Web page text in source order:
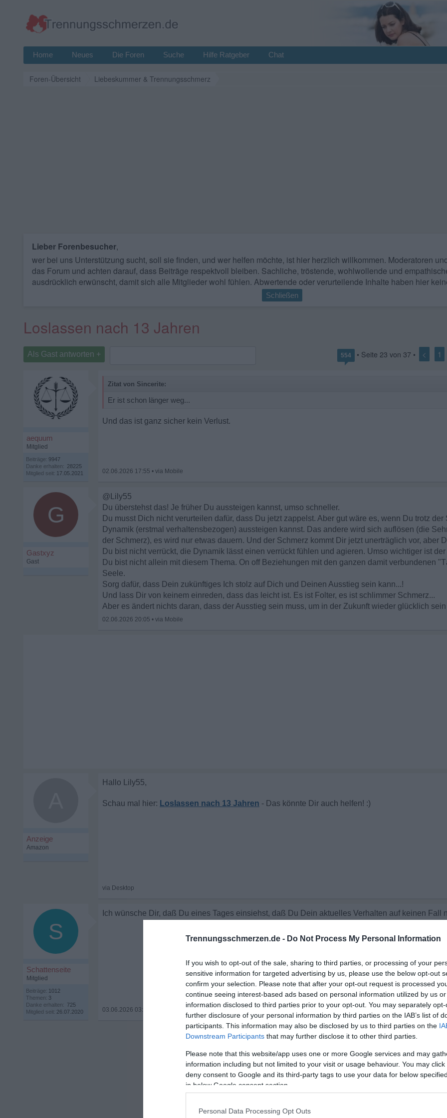
Trennungsschmerzen.de - Do Not Process My Personal Information
If you wish to opt-out of the sale, sharing to third parties, or processing of your
sensitive information for targeted advertising by us, please use the below opt-out
confirm your selection. Please note that after your opt-out request is processed
continue seeing interest-based ads based on personal information utilized by us
information disclosed to third parties prior to your opt-out. You may separately
further disclosure of your personal information by third parties on the IAB’s list of
participants. This information may also be disclosed by us to third parties on the
Downstream Participants that may further disclose it to other third parties.
Please note that this website/app uses one or more Google services and may
information including but not limited to your visit or usage behaviour. You may
deny consent to Google and its third-party tags to use your data for below
in below Google consent section.
Personal Data Processing Opt Outs
Home Neues Die Foren Suche Hilfe Ratgeber Chat
Foren-Übersicht Liebeskummer & Trennungsschmerz
Lieber Forenbesucher,
wer bei uns Unterstützung sucht, soll sie finden, und wer helfen möchte, ist hier herzlich willkommen. Moderatoren
das Forum und achten darauf, dass Beiträge respektvoll bleiben. Sachliche, tröstende, wohlwollende und
ausdrücklich erwünscht, damit sich alle Mitglieder wohl fühlen. Abwertende oder verurteilende Inhalte haben hier
Schließen
Loslassen nach 13 Jahren
Als Gast antworten + 554 • Seite 23 von 37 • < 1
aequum
Mitglied
Beiträge: 9947
Danke erhalten: 28225
Mitglied seit: 17.05.2021
Zitat von Sincerite:
Er ist schon länger weg...
Und das ist ganz sicher kein Verlust.
02.06.2026 17:55 •
G
Gastxyz
Gast
@Lily55
Du überstehst das! Je früher Du aussteigen kannst, umso schneller.
Du musst Dich nicht verurteilen dafür, dass Du jetzt zappelst. Aber gut wäre es, wenn Du trotz
Dynamik (erstmal verhaltensbezogen) aussteigen kannst. Das andere wird sich auflösen (die
der Schmerz), es wird nur etwas dauern. Und der Schmerz kommt Dir jetzt unerträglich vor, aber
Du bist nicht verrückt, die Dynamik lässt einen verrückt fühlen und agieren. Umso wichtiger ist
Du bist nicht allein mit diesem Thema. On off Beziehungen mit den ganzen damit verbundenen
Seele.
Sorg dafür, dass Dein zukünftiges Ich stolz auf Dich und Deinen Ausstieg sein kann...!
Und lass Dir von keinem einreden, dass das leicht ist. Es ist Folter, es ist schlimmer Schmerz...
Aber es ändert nichts daran, dass der Ausstieg sein muss, um in der Zukunft wieder glücklich
02.06.2026 20:05 •
Loslassen nach 13 Jahren
S
Schattenseite
Mitglied
Beiträge: 1012
Themen: 3
Danke erhalten: 725
Mitglied seit: 26.07.2020
Ich wünsche Dir, daß Du eines Tages einsiehst, daß Du Dein aktuelles Verhalten auf keinen Fall
03.06.2026 03:47